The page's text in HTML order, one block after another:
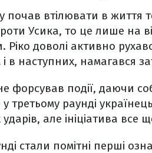
почав втілювати в
Усика, то це лише на
Ріко доволі активно
і в наступних, намагався
форсував події, даючи
третьому раунді
але ініціатива все
стали помітні перші